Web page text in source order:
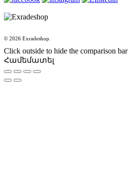
© 2026 Exradeshop.
Click outside to hide the comparison bar
Համեմատել